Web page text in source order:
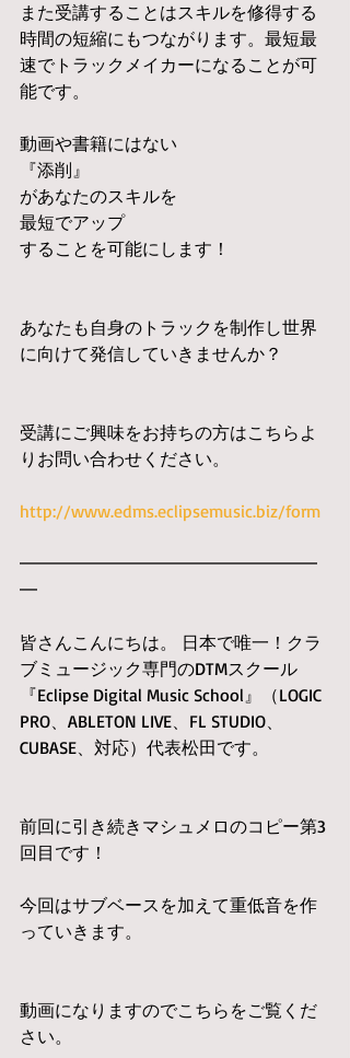
また受講することはスキルを修得する
時間の短縮にもつながります。最短最
速でトラックメイカーになることが可
能です。
動画や書籍にはない
『添削』
があなたのスキルを
最短でアップ
することを可能にします！
あなたも自身のトラックを制作し世界
に向けて発信していきませんか？
受講にご興味をお持ちの方はこちらよ
りお問い合わせください。
http://www.edms.eclipsemusic.biz/form
━━━━━━━━━━━━━━━━━
━
皆さんこんにちは。 日本で唯一！クラ
ブミュージック専門のDTMスクール
『Eclipse Digital Music School』（LOGIC
PRO、ABLETON LIVE、FL STUDIO、
CUBASE、対応）代表松田です。
前回に引き続きマシュメロのコピー第3
回目です！
今回はサブベースを加えて重低音を作
っていきます。
動画になりますのでこちらをご覧くだ
さい。